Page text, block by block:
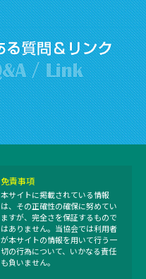
免責事項
本サイトに掲載されている情報
は、その正確性の確保に努めてい
ますが、完全さを保証するもので
はありません。当協会では利用者
が本サイトの情報を用いて行う一
切の行為について、いかなる責任
も負いません。